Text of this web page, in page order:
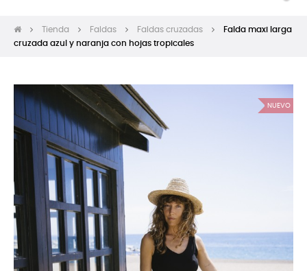
Tienda Faldas Faldas cruzadas
Falda maxi larga
cruzada azul y naranja con hojas tropicales
NUEVO